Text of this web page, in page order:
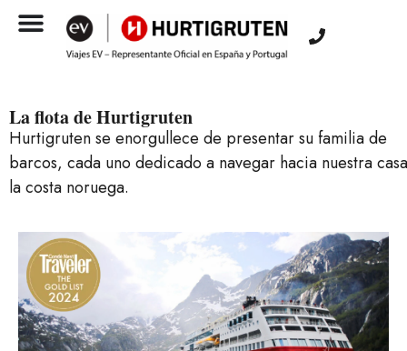
La flota de Hurtigruten
Hurtigruten se enorgullece de presentar su familia de
barcos, cada uno dedicado a navegar hacia nuestra
la costa noruega.